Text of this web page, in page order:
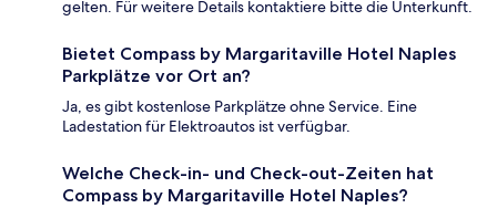
gelten. Für weitere Details kontaktiere bitte die Unterkunft.
Bietet Compass by Margaritaville Hotel Naples
Parkplätze vor Ort an?
Ja, es gibt kostenlose Parkplätze ohne Service. Eine
Ladestation für Elektroautos ist verfügbar.
Welche Check-in- und Check-out-Zeiten hat
Compass by Margaritaville Hotel Naples?